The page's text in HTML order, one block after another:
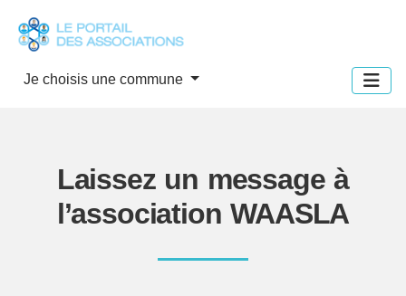
Je choisis une commune
Laissez un message à
l’association WAASLA